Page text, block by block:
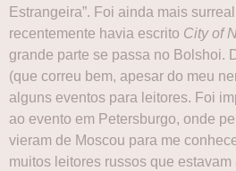
Estrangeira”. Foi ainda mais
recentemente havia escrito City of
grande parte se passa no Bolshoi.
(que correu bem, apesar do meu
alguns eventos para leitores. Foi
ao evento em Petersburgo, onde
vieram de Moscou para me
muitos leitores russos que